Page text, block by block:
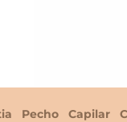
Pecho Capilar